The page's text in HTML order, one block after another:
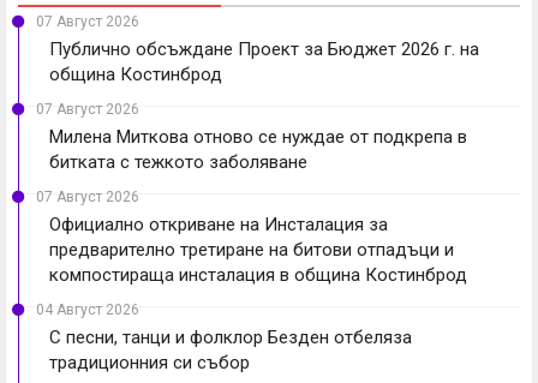
07 Август 2026
Публично обсъждане Проект за Бюджет 2026 г. на
община Костинброд
07 Август 2026
Милена Миткова отново се нуждае от подкрепа в
битката с тежкото заболяване
07 Август 2026
Официално откриване на Инсталация за
предварително третиране на битови отпадъци и
компостираща инсталация в община Костинброд
04 Август 2026
С песни, танци и фолклор Безден отбеляза
традиционния си събор